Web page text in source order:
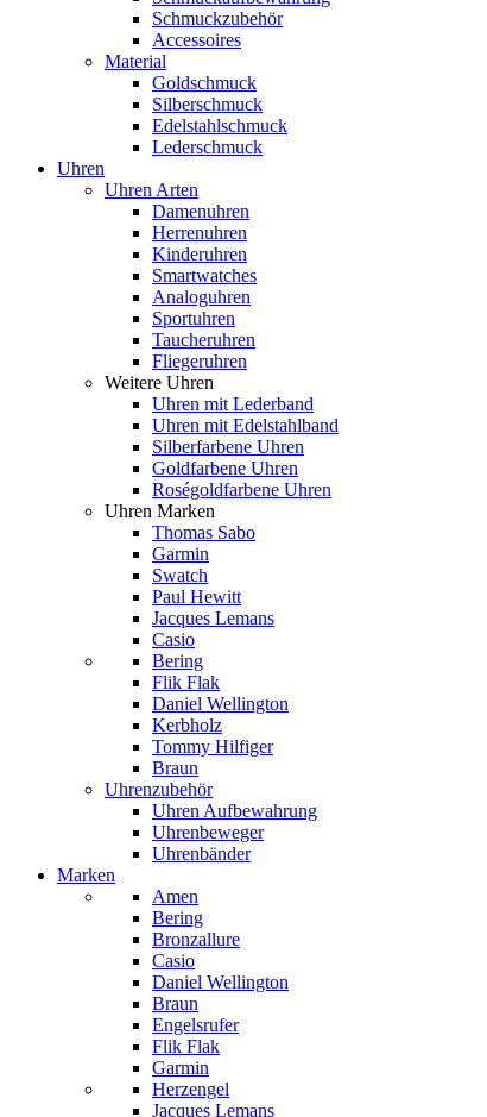
Schmuckzubehör
Accessoires
Material
Goldschmuck
Silberschmuck
Edelstahlschmuck
Lederschmuck
Uhren
Uhren Arten
Damenuhren
Herrenuhren
Kinderuhren
Smartwatches
Analoguhren
Sportuhren
Taucheruhren
Fliegeruhren
Weitere Uhren
Uhren mit Lederband
Uhren mit Edelstahlband
Silberfarbene Uhren
Goldfarbene Uhren
Roségoldfarbene Uhren
Uhren Marken
Thomas Sabo
Garmin
Swatch
Paul Hewitt
Jacques Lemans
Casio
Bering
Flik Flak
Daniel Wellington
Kerbholz
Tommy Hilfiger
Braun
Uhrenzubehör
Uhren Aufbewahrung
Uhrenbeweger
Uhrenbänder
Marken
Amen
Bering
Bronzallure
Casio
Daniel Wellington
Braun
Engelsrufer
Flik Flak
Garmin
Herzengel
Jacques Lemans